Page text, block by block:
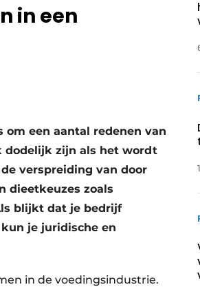
in een
een aantal redenen van
dodelijk zijn als het wordt
verspreiding van door
dieetkeuzes zoals
blijkt dat je bedrijf
je juridische en
in de voedingsindustrie.